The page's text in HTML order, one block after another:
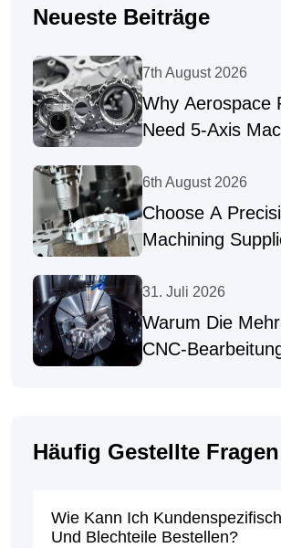
Neueste Beiträge
7th August 2026
Why Aerospace
Need 5-Axis
6th August 2026
Choose A
Machining
31. Juli 2026
Warum Die
CNC-
Häufig Gestellte Fragen
Wie Kann Ich
Und Blechteile Bestellen?